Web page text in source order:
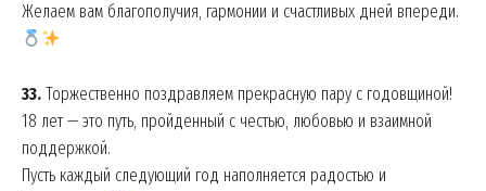
Желаем вам благополучия, гармонии и счастливых дней впереди.
33. Торжественно поздравляем прекрасную пару с годовщиной!
18 лет — это путь, пройденный с честью, любовью и взаимной
поддержкой.
Пусть каждый следующий год наполняется радостью и